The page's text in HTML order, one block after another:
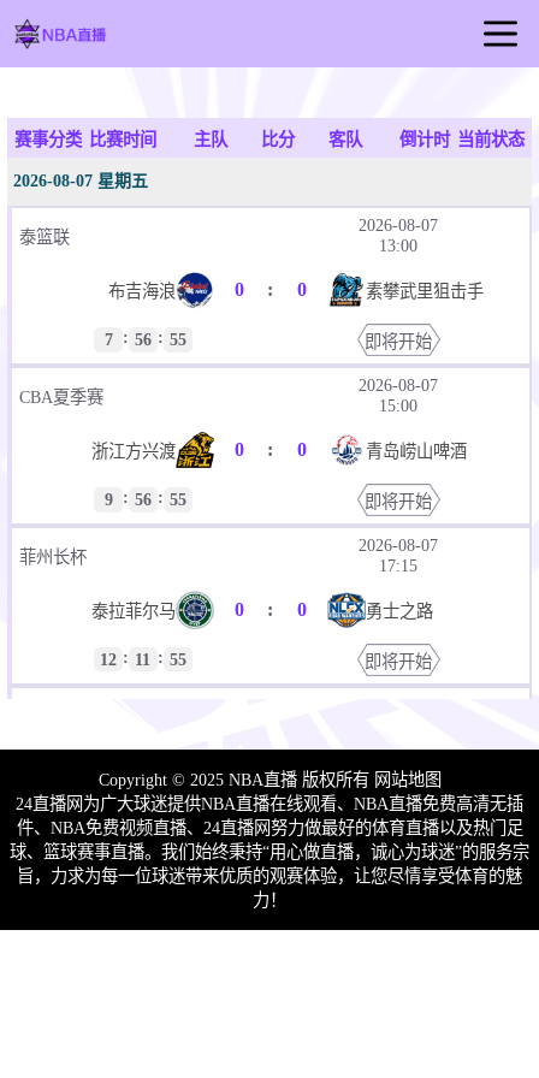
NBA直播
足球直播
赛事分类 比赛时间 主队 比分 客队 倒计时 当前状态
2026-08-07 星期五
泰篮联
2026-08-07
13:00
布吉海浪 0 : 0 素攀武里狙击手
7 : 56 : 55 即将开始
CBA夏季赛
2026-08-07
15:00
浙江方兴渡 0 : 0 青岛崂山啤酒
9 : 56 : 55 即将开始
菲州长杯
2026-08-07
17:15
泰拉菲尔马 0 : 0 勇士之路
12 : 11 : 55 即将开始
拉马多斯 0 : 0 博尔特斯
13 : 56 : 55 即将开始
CBA夏季赛
2026-08-07
19:30
江苏肯帝亚 0 : 0 深圳马可波罗
Copyright © 2025 NBA直播 版权所有 网站地图
24直播网为广大球迷提供NBA直播在线观看、NBA直播免费高清无插
件、NBA免费视频直播、24直播网努力做最好的体育直播以及热门足
球、篮球赛事直播。我们始终秉持“用心做直播，诚心为球迷”的服务宗
旨，力求为每一位球迷带来优质的观赛体验，让您尽情享受体育的魅
力！